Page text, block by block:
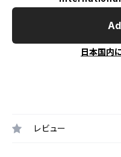
日本国内
レビュー